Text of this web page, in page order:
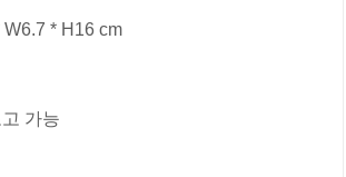
W6.7 * H16 cm
가능